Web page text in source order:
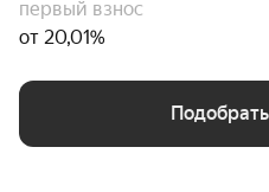
первый взнос
от 20,01%